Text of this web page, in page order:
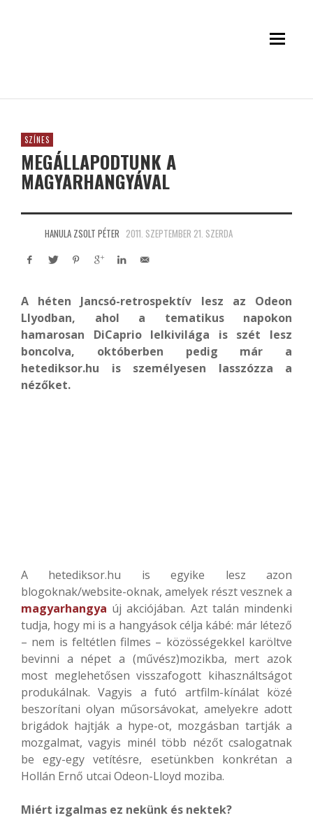
SZÍNES
MEGÁLLAPODTUNK A
MAGYARHANGYÁVAL
HANULA ZSOLT PÉTER 2011. SZEPTEMBER 21. SZERDA
A héten Jancsó-retrospektív lesz az Odeon
Llyodban, ahol a tematikus napokon
hamarosan DiCaprio lelkivilága is szét lesz
boncolva, októberben pedig már a
hetediksor.hu is személyesen lasszózza a
nézőket.
A hetediksor.hu is egyike lesz azon
blogoknak/website-oknak, amelyek részt vesznek a
magyarhangya új akciójában. Azt talán mindenki
tudja, hogy mi is a hangyások célja kábé: már létező
– nem is feltétlen filmes – közösségekkel karöltve
bevinni a népet a (művész)mozikba, mert azok
most meglehetősen visszafogott kihasználtságot
produkálnak. Vagyis a futó artfilm-kínálat közé
beszorítani olyan műsorsávokat, amelyekre adott
brigádok hajtják a hype-ot, mozgásban tartják a
mozgalmat, vagyis minél több nézőt csalogatnak
be egy-egy vetítésre, esetünkben konkrétan a
Hollán Ernő utcai Odeon-Lloyd moziba.
Miért izgalmas ez nekünk és nektek?